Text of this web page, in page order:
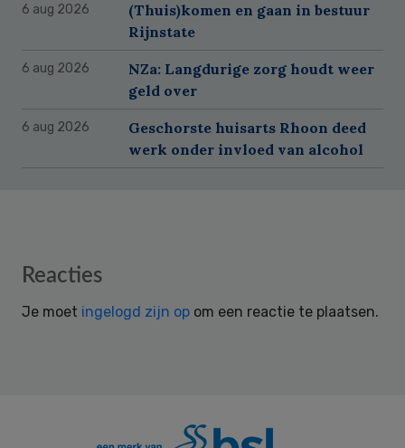
6 aug 2026
(Thuis)komen en gaan in bestuur
Rijnstate
6 aug 2026
NZa: Langdurige zorg houdt weer
geld over
6 aug 2026
Geschorste huisarts Rhoon deed
werk onder invloed van alcohol
Reader
Reacties
Je moet ingelogd zijn op om een reactie te plaatsen.